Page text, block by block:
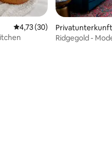
12 Bewertungen
Durchschnittliche
4,73 (30)
Ridgegold -